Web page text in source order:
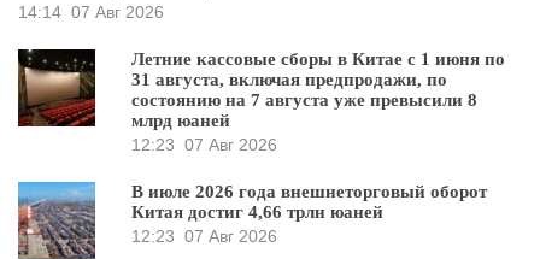
14:14 07 Авг 2026
Летние кассовые сборы в Китае с 1 июня по
31 августа, включая предпродажи, по
состоянию на 7 августа уже превысили 8
млрд юаней
12:23 07 Авг 2026
В июле 2026 года внешнеторговый оборот
Китая достиг 4,66 трлн юаней
12:23 07 Авг 2026